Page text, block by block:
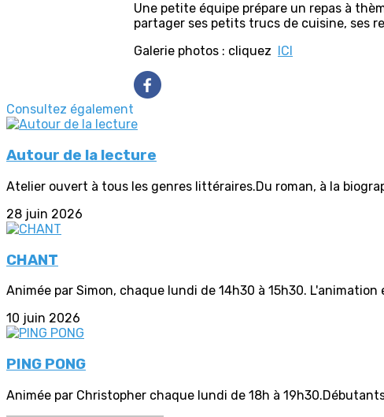
Une petite équipe prépare un repas à
partager ses petits trucs de cuisine, ses
Galerie photos : cliquez
ICI
Consultez également
Autour de la lecture
Atelier ouvert à tous les genres littéraires.Du roman, à la
28 juin 2026
CHANT
Animée par Simon, chaque lundi de 14h30 à 15h30.
10 juin 2026
PING PONG
Animée par Christopher chaque lundi de 18h à